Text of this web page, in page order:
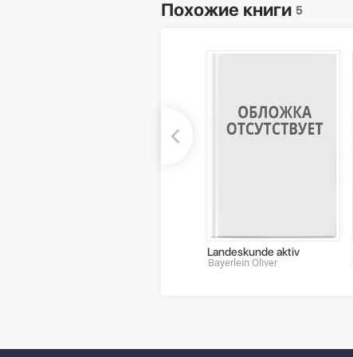
Похожие книги 5
Landeskunde aktiv
Bayerlein Oliver